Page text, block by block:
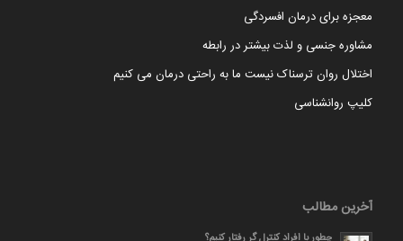
معجزه برای درمان افسردگی
مشاوره جنسی و لذت بیشتر در رابطه
اختلال روان ترسناک نیست ما به راحتی درمان می کنیم
کلیپ روانشناسی
آخرین مطالب